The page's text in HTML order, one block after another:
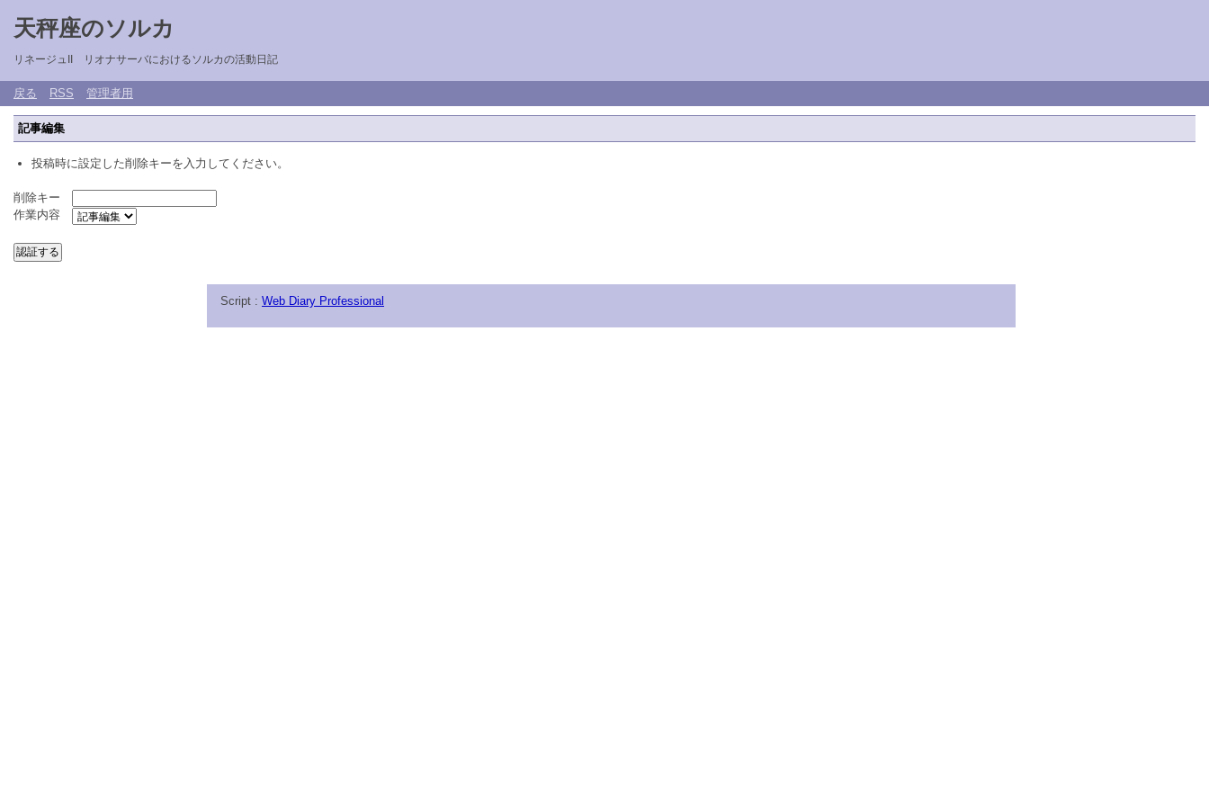
天秤座のソルカ
リネージュII リオナサーバにおけるソルカの活動日記
戻る RSS 管理者用
記事編集
投稿時に設定した削除キーを入力してください。
削除キー
作業内容
Script : Web Diary Professional